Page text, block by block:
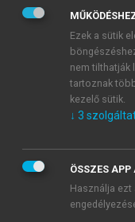
Adatkezelési
veszem és
Általános
mersz.huoldalak
tudomásul
Ezek a sütik
nem tilthatják
tartoznak
kezelő sütik.
↓ 3
ÖSSZES
Használja